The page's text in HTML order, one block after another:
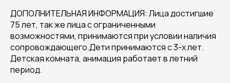
ДОПОЛНИТЕЛЬНАЯ ИНФОРМАЦИЯ: Лица достигшие
75 лет, так же лица с ограниченными
возможностями, принимаются при условии наличия
сопровождающего.Дети принимаются с 3-х лет.
Детская комната, анимация работает в летний
период.